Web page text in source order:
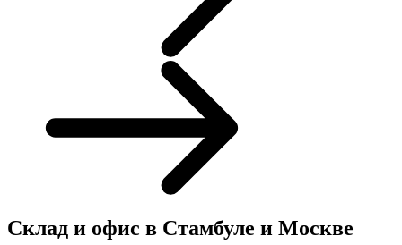
Склад и офис в Стамбуле и Москве